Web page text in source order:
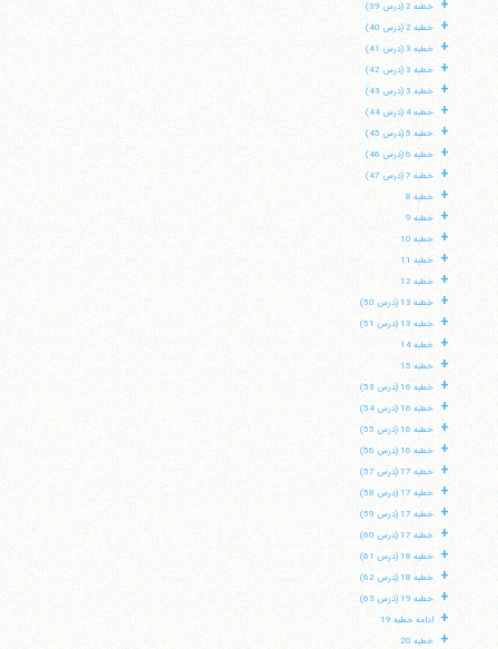
+ خطبه 2 (درس 39)
+ خطبه 2 (درس 40)
+ خطبه 3 (درس 41)
+ خطبه 3 (درس 42)
+ خطبه 3 (درس 43)
+ خطبه 4 (درس 44)
+ خطبه 5 (درس 45)
+ خطبه 6 (درس 46)
+ خطبه 7 (درس 47)
+ خطبه 8
+ خطبه 9
+ خطبه 10
+ خطبه 11
+ خطبه 12
+ خطبه 13 (درس 50)
+ خطبه 13 (درس 51)
+ خطبه 14
+ خطبه 15
+ خطبه 16 (درس 53)
+ خطبه 16 (درس 54)
+ خطبه 16 (درس 55)
+ خطبه 16 (درس 56)
+ خطبه 17 (درس 57)
+ خطبه 17 (درس 58)
+ خطبه 17 (درس 59)
+ خطبه 17 (درس 60)
+ خطبه 18 (درس 61)
+ خطبه 18 (درس 62)
+ خطبه 19 (درس 63)
+ ادامه خطبه 19
+ خطبه 20